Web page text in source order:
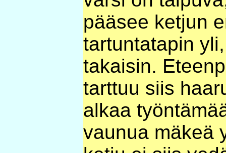
pääsee ketjun
tartuntatapin
takaisin.
tarttuu siis
alkaa
vaunua mäkeä